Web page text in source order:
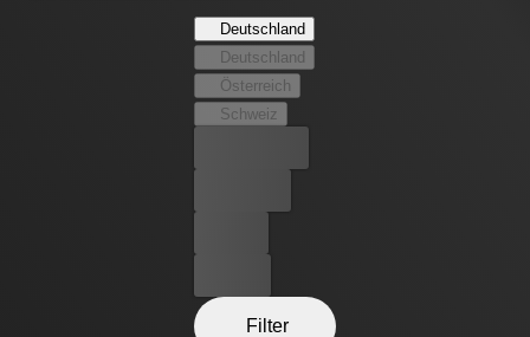
Deutschland
Deutschland
Österreich
Schweiz
Filter